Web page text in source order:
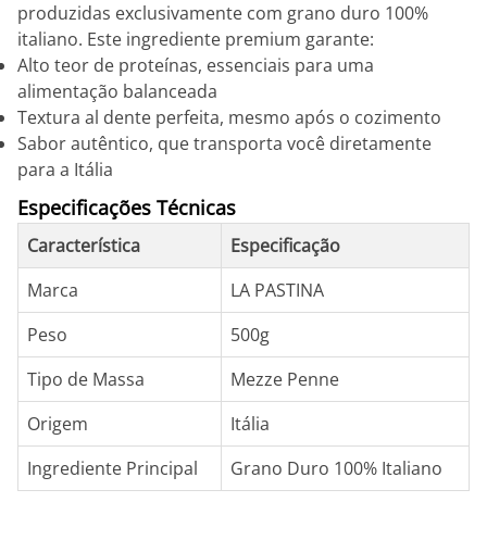
produzidas exclusivamente com grano duro 100%
italiano. Este ingrediente premium garante:
Alto teor de proteínas, essenciais para uma
alimentação balanceada
Textura al dente perfeita, mesmo após o cozimento
Sabor autêntico, que transporta você diretamente
para a Itália
Especificações Técnicas
Característica
Especificação
Marca
LA PASTINA
Peso
500g
Tipo de Massa
Mezze Penne
Origem
Itália
Ingrediente Principal
Grano Duro 100% Italiano